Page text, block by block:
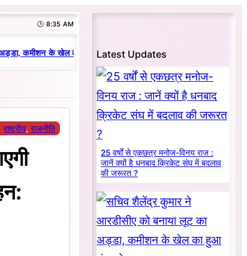
🕒 8:35 AM
कमीशन के खेल का हुआ भंडाफोड़ | धनबाद क्रिकेट संघ में परिवारवाद की
राष्ट्रीय, राजनीति
Latest Updates
25 वर्षों से एकछत्र मनोज-विनय राज :
जानें क्यों है धनबाद क्रिकेट संघ में बदलाव
की जरूरत ?